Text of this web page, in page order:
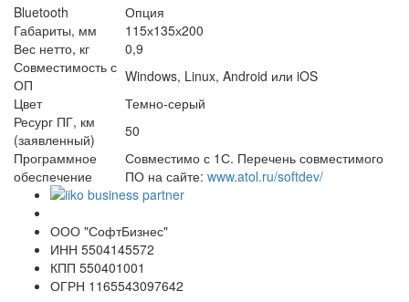
Bluetooth
Опция
Габариты, мм
115х135х200
Вес нетто, кг
0,9
Совместимость с
ОП
Windows, Linux, Android или iOS
Цвет
Темно-серый
Ресург ПГ, км
(заявленный)
50
Программное
обеспечение
Совместимо с 1С. Перечень совместимого
ПО на сайте: www.atol.ru/softdev/
ООО "СофтБизнес"
ИНН 5504145572
КПП 550401001
ОГРН 1165543097642